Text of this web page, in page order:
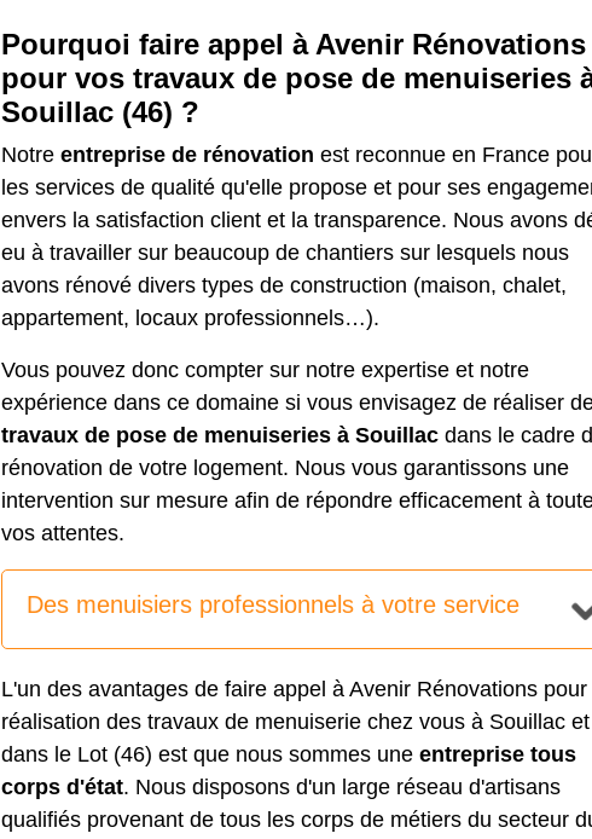
Pourquoi faire appel à Avenir Rénovations
pour vos travaux de pose de menuiseries
Souillac (46) ?
Notre entreprise de rénovation est reconnue en France
les services de qualité qu'elle propose et pour ses
envers la satisfaction client et la transparence. Nous avons
eu à travailler sur beaucoup de chantiers sur lesquels nous
avons rénové divers types de construction (maison, chalet,
appartement, locaux professionnels…).
Vous pouvez donc compter sur notre expertise et notre
expérience dans ce domaine si vous envisagez de réaliser
travaux de pose de menuiseries à Souillac dans le cadre
rénovation de votre logement. Nous vous garantissons une
intervention sur mesure afin de répondre efficacement à
vos attentes.
Des menuisiers professionnels à votre service
L'un des avantages de faire appel à Avenir Rénovations pour
réalisation des travaux de menuiserie chez vous à Souillac et
dans le Lot (46) est que nous sommes une entreprise tous
corps d'état. Nous disposons d'un large réseau d'artisans
qualifiés provenant de tous les corps de métiers du secteur